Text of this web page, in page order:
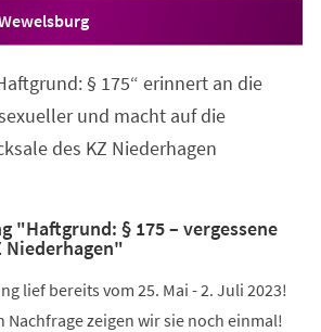
§ 175“ erinnert an die
und macht auf die
des KZ Niederhagen
"Haftgrund: § 175 – vergessene
Niederhagen"
lief bereits vom 25. Mai - 2. Juli 2023!
zeigen wir sie noch einmal!